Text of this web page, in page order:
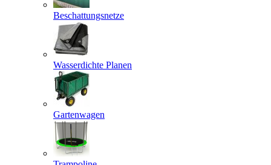
Beschattungsnetze
Wasserdichte Planen
Gartenwagen